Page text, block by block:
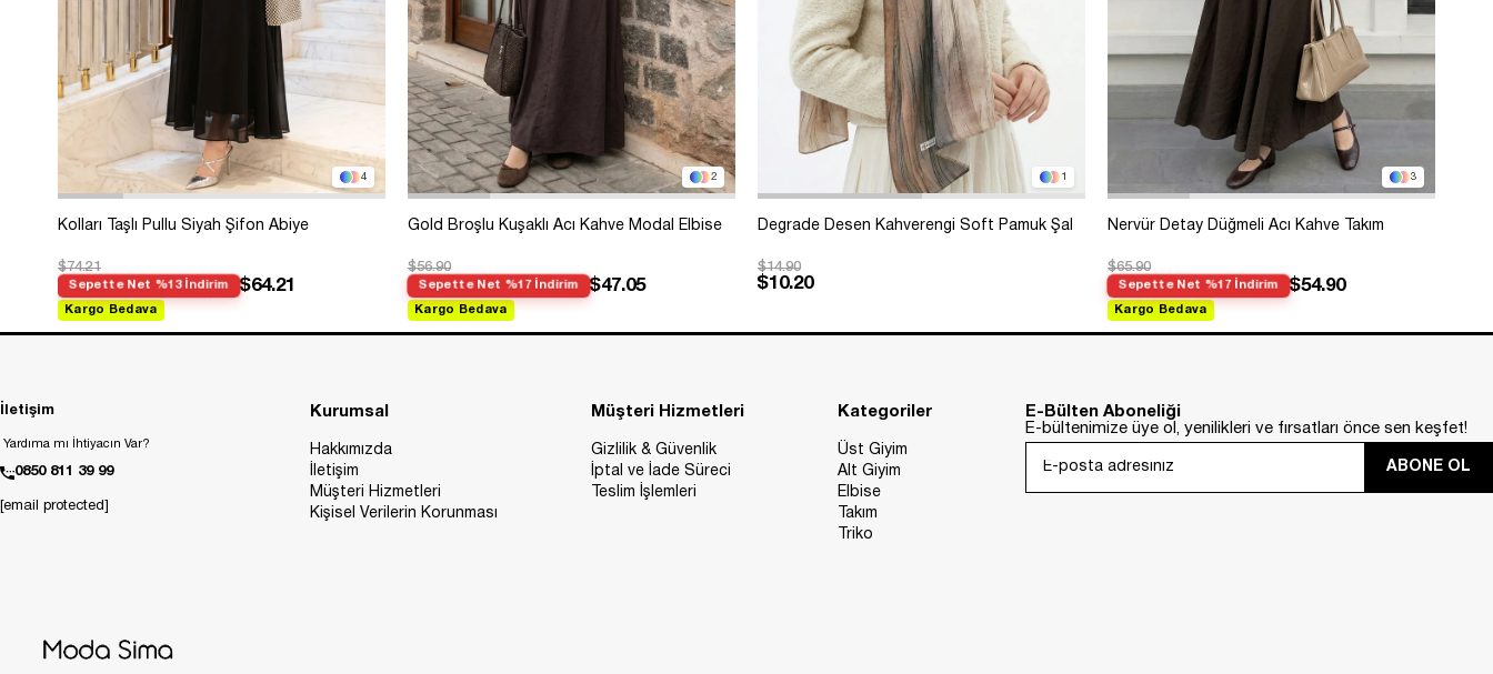
4
Kolları Taşlı Pullu Siyah Şifon Abiye
$74.21
Sepette Net %13 İndirim $64.21
Kargo Bedava
2
Gold Broşlu Kuşaklı Acı Kahve Modal Elbise
$56.90
Sepette Net %17 İndirim $47.05
Kargo Bedava
1
Degrade Desen Kahverengi Soft Pamuk Şal
$14.90
$10.20
3
Nervür Detay Düğmeli Acı Kahve Takım
$65.90
Sepette Net %17 İndirim $54.90
Kargo Bedava
İletişim
Yardıma mı İhtiyacın Var?
0850 811 39 99
[email protected]
Kurumsal
Hakkımızda
İletişim
Müşteri Hizmetleri
Kişisel Verilerin Korunması
Müşteri Hizmetleri
Gizlilik & Güvenlik
İptal ve İade Süreci
Teslim İşlemleri
Kategoriler
Üst Giyim
Alt Giyim
Elbise
Takım
Triko
E-Bülten Aboneliği
E-bültenimize üye ol, yenilikleri ve fırsatları önce sen keşfet!
ABONE OL